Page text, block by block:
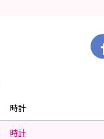
時計
時計